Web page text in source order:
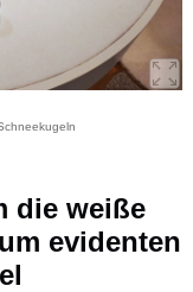
die weiße
evidenten